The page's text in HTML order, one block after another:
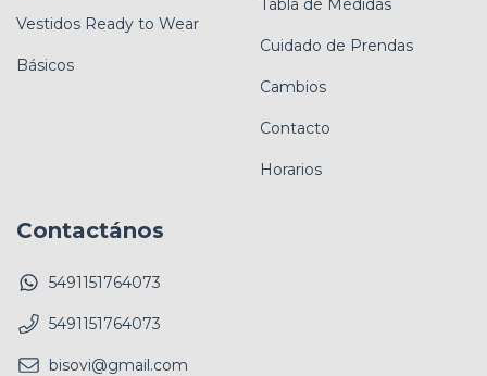
Vestidos Ready to Wear
Básicos
Tabla de Medidas
Cuidado de Prendas
Cambios
Contacto
Horarios
Contactános
5491151764073
5491151764073
bisovi@gmail.com